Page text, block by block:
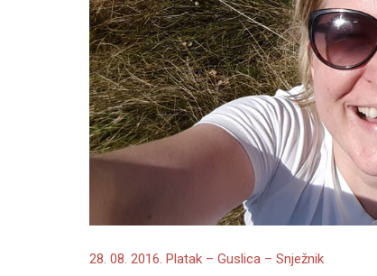
28. 08. 2016. Platak – Guslica – Snježnik